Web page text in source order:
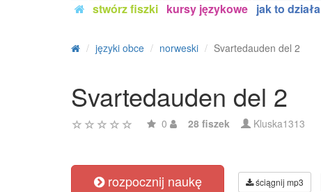
stwórz fiszki kursy językowe jak to działa
języki obce norweski Svartedauden del 2
Svartedauden del 2
0 28 fiszek Kluska1313
rozpocznij naukę ściągnij mp3